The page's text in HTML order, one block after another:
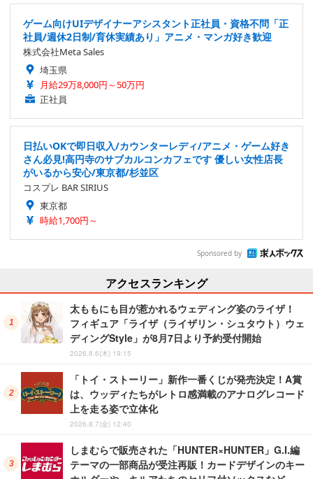
ゲーム向けUIデザイナーアシスタント正社員・資格不問「正
社員/週休2日制/育休実績あり」アニメ・マンガ好き歓迎
株式会社Meta Sales
埼玉県
月給29万8,000円～50万円
正社員
日払いOKで即日収入/カウンターレディ/アニメ・ゲーム好き
さん必見!高円寺のサブカルコンカフェです 優しい女性店長
がいるから安心/東京都/杉並区
コスプレ BAR SIRIUS
東京都
時給1,700円～
Sponsored by
アクセスランキング
太ももにも目が惹かれるウェディング姿のライザ！
フィギュア「ライザ（ライザリン・シュタウト）ウェ
ディングStyle」が8月7日より予約受付開始
2026.8.6(木) 19:15
「トイ・ストーリー」新作一番くじが発売決定！A賞
は、ウッディたちがレトロ感満載のアナログレコード
上を走る姿で立体化
2026.8.7(金) 12:40
しまむらで販売された「HUNTER×HUNTER」G.I.編
テーマの一部商品が受注再販！カードデザインのキー